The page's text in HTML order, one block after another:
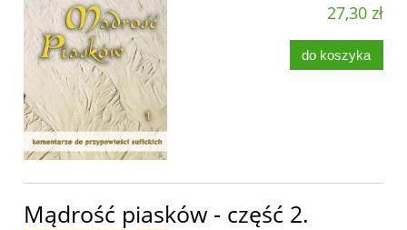
27,30 zł
do koszyka
Mądrość piasków - część 2.